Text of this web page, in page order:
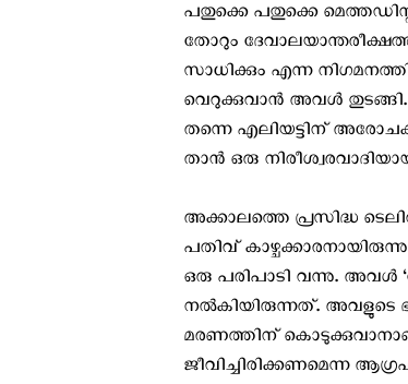
പതുക്കെ പതുക്കെ
തോറും
സാധിക്കും എന്ന
വെറുക്കുവാന്‍ അവള്‍ തുടങ്ങി.
തന്നെ എലിയട്ടിന്
താന്‍ ഒരു
അക്കാലത്തെ പ്രസിദ്ധ
പതിവ്
ഒരു പരിപാടി വന്നു. അവള്‍
നല്‍കിയിരുന്നത്. അവളുടെ
മരണത്തിന്
ജീവിച്ചിരിക്കണമെന്ന